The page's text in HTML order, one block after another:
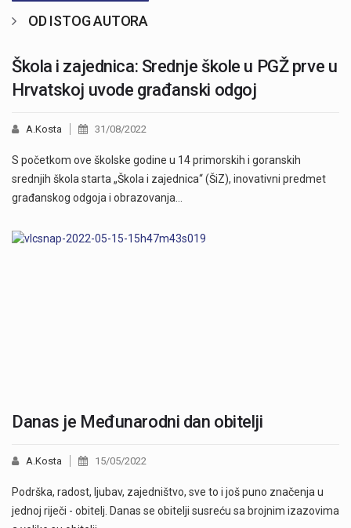
OD ISTOG AUTORA
Škola i zajednica: Srednje škole u PGŽ prve u
Hrvatskoj uvode građanski odgoj
A.Kosta 31/08/2022
S početkom ove školske godine u 14 primorskih i goranskih
srednjih škola starta „Škola i zajednica“ (ŠiZ), inovativni predmet
građanskog odgoja i obrazovanja…
Danas je Međunarodni dan obitelji
A.Kosta 15/05/2022
Podrška, radost, ljubav, zajedništvo, sve to i još puno značenja u
jednoj riječi - obitelj. Danas se obitelji susreću sa brojnim izazovima